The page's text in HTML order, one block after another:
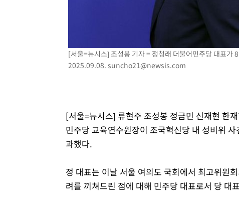
[서울=뉴시스] 조성봉 기자 = 정청래 더불어민주당 대표가
2025.09.08. suncho21@newsis.com
[서울=뉴시스] 류현주 조성봉 정금민 신재현 한
민주당 교육연수원장이 조국혁신당 내 성비위
과했다.
정 대표는 이날 서울 여의도 국회에서 최고위원
려를 끼쳐드린 점에 대해 민주당 대표로서 당